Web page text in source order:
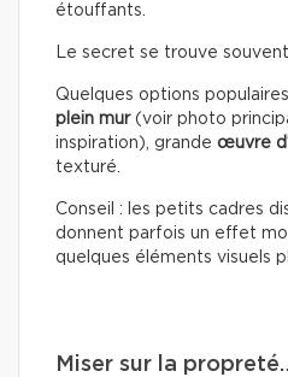
étouffants.
Le secret se trouve souvent
Quelques options
plein mur (voir photo
inspiration), grande œuvre
texturé.
Conseil : les petits cadres
donnent parfois un effet
quelques éléments visuels
Miser sur la